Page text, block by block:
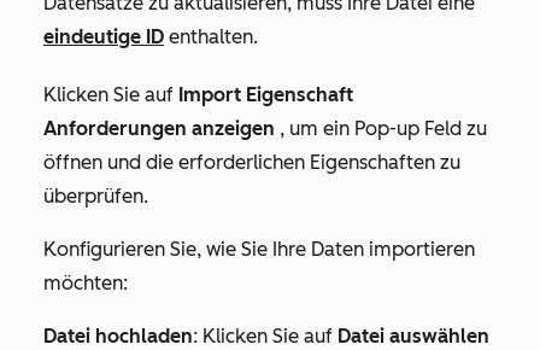
eindeutige ID enthalten.
Klicken Sie auf Import Eigenschaft
Anforderungen anzeigen , um ein Pop-up Feld zu
öffnen und die erforderlichen Eigenschaften zu
überprüfen.
Konfigurieren Sie, wie Sie Ihre Daten importieren
möchten:
Datei hochladen: Klicken Sie auf Datei auswählen